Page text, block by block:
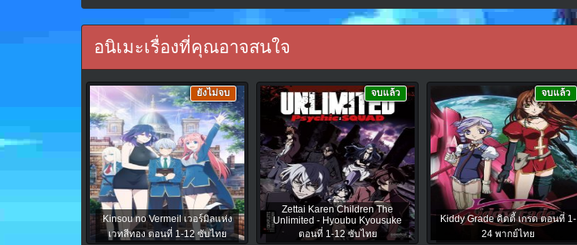
อนิเมะเรื่องที่คุณอาจสนใจ
Kinsou no Vermeil เวอร์มิลแห่ง
เวทสีทอง ตอนที่ 1-12 ซับไทย
ยังไม่จบ
Zettai Karen Children The
Unlimited - Hyoubu Kyousuke
ตอนที่ 1-12 ซับไทย
จบแล้ว
Kiddy Grade คิดดี้ เกรด ตอนที่ 1-
24 พากย์ไทย
จบแล้ว